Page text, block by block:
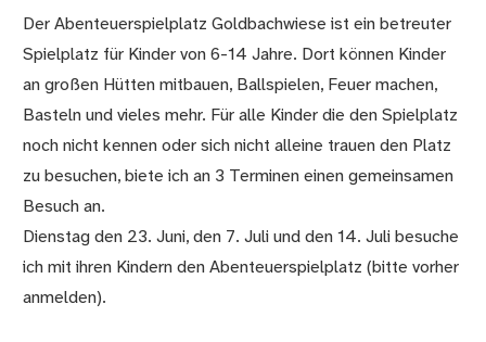
Der Abenteuerspielplatz Goldbachwiese ist ein betreuter
Spielplatz für Kinder von 6-14 Jahre. Dort können Kinder
an großen Hütten mitbauen, Ballspielen, Feuer machen,
Basteln und vieles mehr. Für alle Kinder die den Spielplatz
noch nicht kennen oder sich nicht alleine trauen den Platz
zu besuchen, biete ich an 3 Terminen einen gemeinsamen
Besuch an.
Dienstag den 23. Juni, den 7. Juli und den 14. Juli besuche
ich mit ihren Kindern den Abenteuerspielplatz (bitte vorher
anmelden).